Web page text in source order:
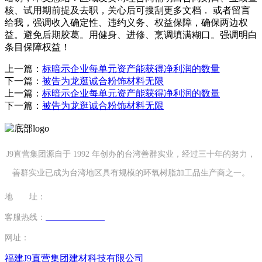
核、试用期前提及去职，关心后可搜刮更多文档． 或者留言
给我，强调收入确定性、违约义务、权益保障，确保两边权
益。避免后期胶葛。用健身、进修、烹调填满糊口。强调明白
条目保障权益！
上一篇： 标暗示企业每单元资产能获得净利润的数量
下一篇： 被告为龙逛诚合粉饰材料无限
上一篇： 标暗示企业每单元资产能获得净利润的数量
下一篇： 被告为龙逛诚合粉饰材料无限
J9直营集团源自于 1992 年创办的台湾善群实业，经过三十年的努力，
善群实业已成为台湾地区具有规模的环氧树脂加工品生产商之一。
地 址：
客服热线：
网址：
福建J9直营集团建材科技有限公司